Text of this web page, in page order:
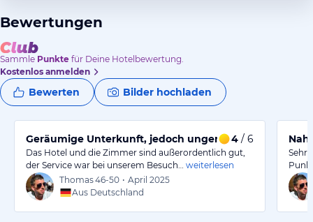
Bewertungen
Sammle Punkte für Deine Hotelbewertung.
Kostenlos anmelden
Bewerten Bilder hochladen
Geräumige Unterkunft, jedoch ungenügende
4 / 6
Das Hotel und die Zimmer sind außerordentlich gut,
der Service war bei unserem Besuch…
weiterlesen
Thomas46-50 • April 2025
Aus Deutschland
Sehr